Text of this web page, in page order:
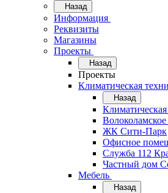
Назад
Информация
Реквизиты
Магазины
Проекты
Назад
Проекты
Климатическая
Назад
Волоколамское
ЖК Сити-Парк
Офисное
Служба 112
Частный дом
Мебель
Назад